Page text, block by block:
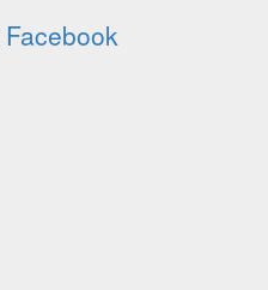
Facebook